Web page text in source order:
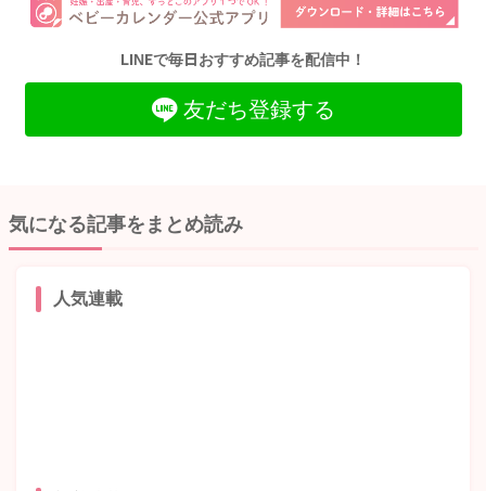
LINEで毎日おすすめ記事を配信中！
友だち登録する
気になる記事をまとめ読み
人気連載